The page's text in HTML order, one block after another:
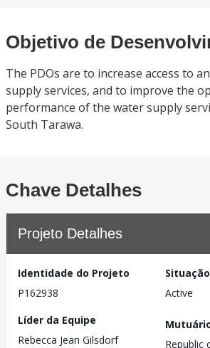
Objetivo de
The PDOs are to increase access to
supply services, and to improve the
performance of the water supply
South Tarawa.
Chave Detalhes
Projeto Detalhes
Identidade do Projeto
P162938
Situação
Active
Líder da Equipe
Rebecca Jean Gilsdorf
Republic